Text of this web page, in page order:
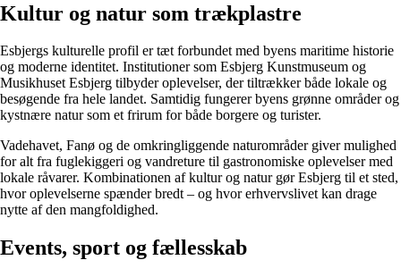
Kultur og natur som trækplastre
Esbjergs kulturelle profil er tæt forbundet med byens maritime historie
og moderne identitet. Institutioner som Esbjerg Kunstmuseum og
Musikhuset Esbjerg tilbyder oplevelser, der tiltrækker både lokale og
besøgende fra hele landet. Samtidig fungerer byens grønne områder og
kystnære natur som et frirum for både borgere og turister.
Vadehavet, Fanø og de omkringliggende naturområder giver mulighed
for alt fra fuglekiggeri og vandreture til gastronomiske oplevelser med
lokale råvarer. Kombinationen af kultur og natur gør Esbjerg til et sted,
hvor oplevelserne spænder bredt – og hvor erhvervslivet kan drage
nytte af den mangfoldighed.
Events, sport og fællesskab